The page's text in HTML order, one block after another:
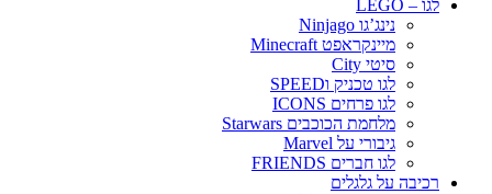
לגו – LEGO
נינג’גו Ninjago
מיינקראפט Minecraft
סיטי City
לגו טכניק וSPEED
לגו פרחים ICONS
מלחמת הכוכבים Starwars
גיבורי על Marvel
לגו חברים FRIENDS
רכיבה על גלגלים